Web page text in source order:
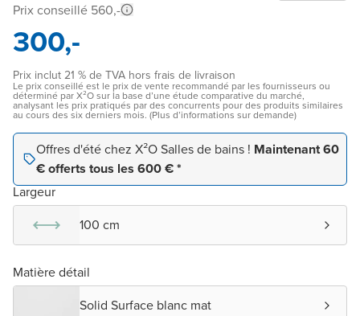
Prix conseillé 560,-
300,-
Prix inclut 21 % de TVA hors frais de livraison
Le prix conseillé est le prix de vente recommandé par les fournisseurs ou
déterminé par X²O sur la base d’une étude comparative du marché,
analysant les prix pratiqués par des concurrents pour des produits similaires
au cours des six derniers mois. (Plus d’informations sur demande)
Offres d'été chez X²O Salles de bains ! Maintenant 60
€ offerts tous les 600 € *
Largeur
100 cm
Matière détail
Solid Surface blanc mat